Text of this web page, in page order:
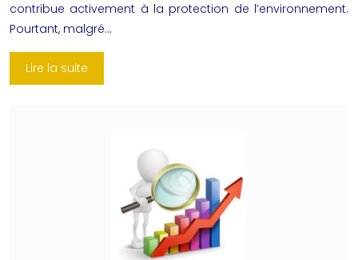
contribue activement à la protection de l’environnement.
Pourtant, malgré…
Lire la suite